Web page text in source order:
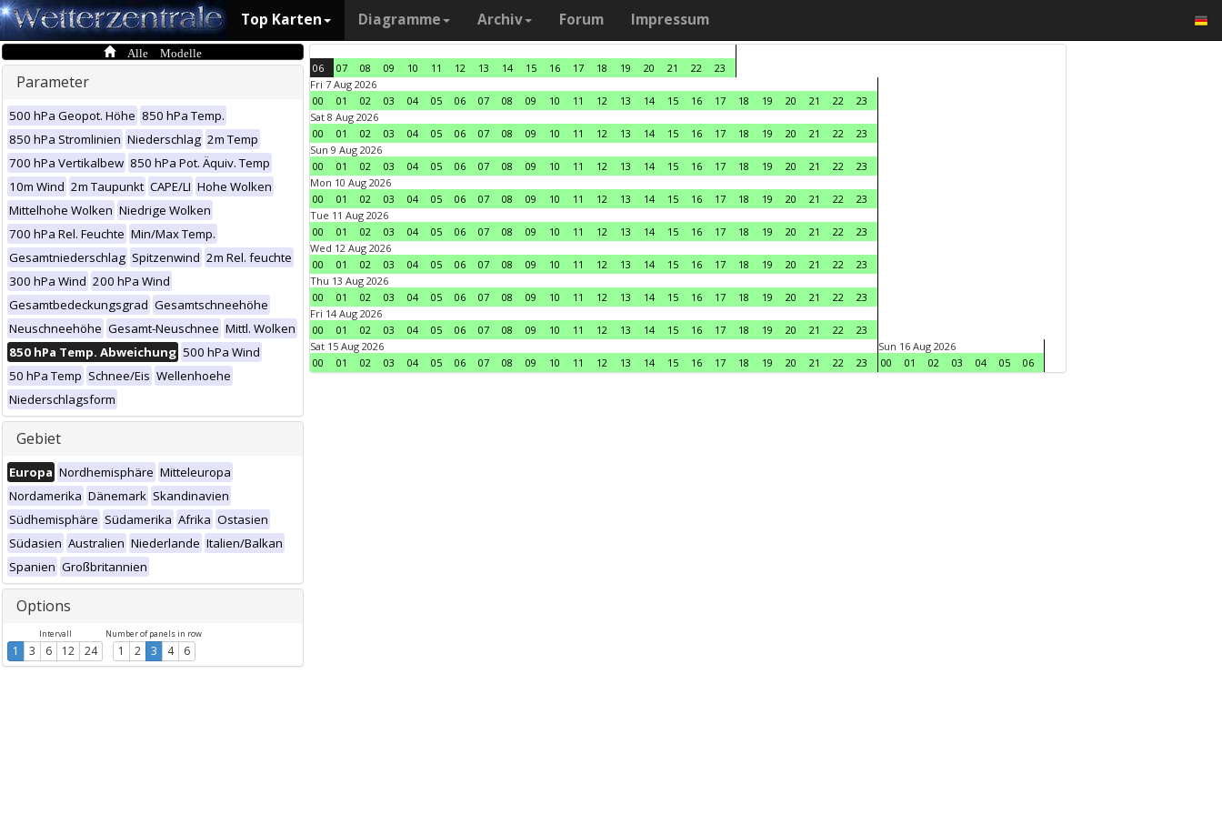
Top Karten Diagramme Archiv Forum Impressum
Alle Modelle
Parameter
500 hPa Geopot. Höhe 850 hPa Temp.
850 hPa Stromlinien Niederschlag 2m Temp
700 hPa Vertikalbew 850 hPa Pot. Äquiv. Temp
10m Wind 2m Taupunkt CAPE/LI Hohe Wolken
Mittelhohe Wolken Niedrige Wolken
700 hPa Rel. Feuchte Min/Max Temp.
Gesamtniederschlag Spitzenwind 2m Rel. feuchte
300 hPa Wind 200 hPa Wind
Gesamtbedeckungsgrad Gesamtschneehöhe
Neuschneehöhe Gesamt-Neuschnee Mittl. Wolken
850 hPa Temp. Abweichung 500 hPa Wind
50 hPa Temp Schnee/Eis Wellenhoehe
Niederschlagsform
Gebiet
Europa Nordhemisphäre Mitteleuropa
Nordamerika Dänemark Skandinavien
Südhemisphäre Südamerika Afrika Ostasien
Südasien Australien Niederlande Italien/Balkan
Spanien Großbritannien
Options
Intervall
1 3 6 12 24
Number of panels in row
1 2 3 4 6
06 07 08 09 10 11 12 13 14 15 16 17 18 19 20 21 22
23
Fri 7 Aug 2026
00
01 02 03 04 05 06 07 08 09 10 11 12 13 14 15 16 17 18 19 20 21 22
23
Sat 8 Aug 2026
00
01 02 03 04 05 06 07 08 09 10 11 12 13 14 15 16 17 18 19 20 21 22
23
Sun 9 Aug 2026
00
01 02 03 04 05 06 07 08 09 10 11 12 13 14 15 16 17 18 19 20 21 22
23
Mon 10 Aug 2026
00
01 02 03 04 05 06 07 08 09 10 11 12 13 14 15 16 17 18 19 20 21 22
23
Tue 11 Aug 2026
00
01 02 03 04 05 06 07 08 09 10 11 12 13 14 15 16 17 18 19 20 21 22
23
Wed 12 Aug 2026
00
01 02 03 04 05 06 07 08 09 10 11 12 13 14 15 16 17 18 19 20 21 22
23
Thu 13 Aug 2026
00
01 02 03 04 05 06 07 08 09 10 11 12 13 14 15 16 17 18 19 20 21 22
23
Fri 14 Aug 2026
00
01 02 03 04 05 06 07 08 09 10 11 12 13 14 15 16 17 18 19 20 21 22
23
Sat 15 Aug 2026
00
01 02 03 04 05 06 07 08 09 10 11 12 13 14 15 16 17 18 19 20 21 22 23
Sun 16 Aug 2026
00
01 02 03 04 05 06